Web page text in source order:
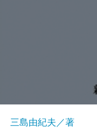
三島由紀夫／著